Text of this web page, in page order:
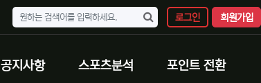
로그인 회원가입
공지사항 스포츠분석 포인트 전환